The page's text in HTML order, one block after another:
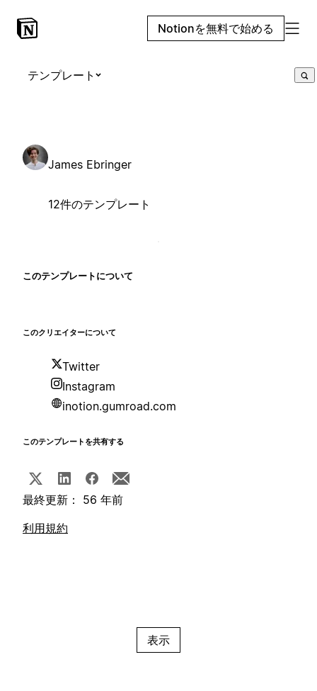
Notionを無料で始める
テンプレート
James Ebringer
12件のテンプレート
このテンプレートについて
このクリエイターについて
Twitter
Instagram
inotion.gumroad.com
このテンプレートを共有する
最終更新： 56 年前
利用規約
表示